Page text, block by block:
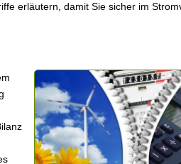
erläutern, damit Sie sicher im